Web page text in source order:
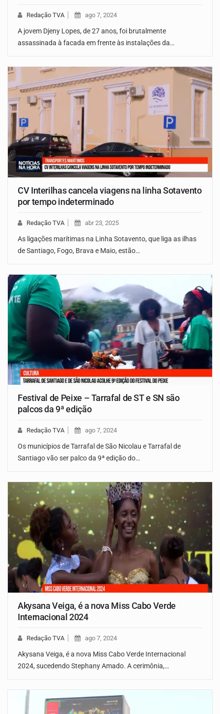
Redação TVA ago 7, 2024
A jovem Djeny Lopes, de 27 anos, foi brutalmente
assassinada à facada em frente às instalações da…
CV Interilhas cancela viagens na linha Sotavento
por tempo indeterminado
Redação TVA abr 23, 2025
As ligações marítimas na Linha Sotavento, que liga as ilhas
de Santiago, Fogo, Brava e Maio, estão…
Festival de Peixe – Tarrafal de ST e SN são
palcos da 9ª edição
Redação TVA ago 7, 2024
Os municípios de Tarrafal de São Nicolau e Tarrafal de
Santiago vão ser palco da 9ª edição do…
Akysana Veiga, é a nova Miss Cabo Verde
Internacional 2024
Redação TVA ago 7, 2024
Akysana Veiga, é a nova Miss Cabo Verde Internacional
2024, sucedendo Stephany Amado. A cerimônia,…